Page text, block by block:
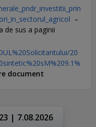
–
de sus a paginii
20
document
| 7.08.2026